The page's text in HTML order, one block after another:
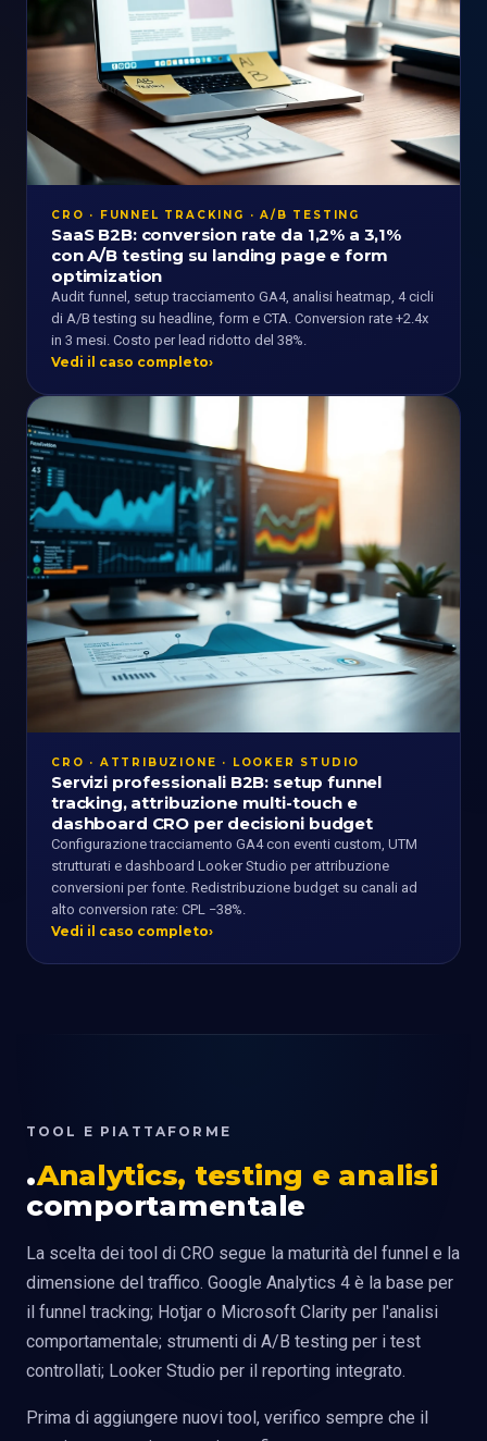
CRO · FUNNEL TRACKING · A/B TESTING
SaaS B2B: conversion rate da 1,2% a 3,1%
con A/B testing su landing page e form
optimization
Audit funnel, setup tracciamento GA4, analisi heatmap, 4 cicli
di A/B testing su headline, form e CTA. Conversion rate +2.4x
in 3 mesi. Costo per lead ridotto del 38%.
Vedi il caso completo
CRO · ATTRIBUZIONE · LOOKER STUDIO
Servizi professionali B2B: setup funnel
tracking, attribuzione multi-touch e
dashboard CRO per decisioni budget
Configurazione tracciamento GA4 con eventi custom, UTM
strutturati e dashboard Looker Studio per attribuzione
conversioni per fonte. Redistribuzione budget su canali ad
alto conversion rate: CPL −38%.
Vedi il caso completo
TOOL E PIATTAFORME
Analytics, testing e analisi
comportamentale
La scelta dei tool di CRO segue la maturità del funnel e la
dimensione del traffico. Google Analytics 4 è la base per
il funnel tracking; Hotjar o Microsoft Clarity per l'analisi
comportamentale; strumenti di A/B testing per i test
controllati; Looker Studio per il reporting integrato.
Prima di aggiungere nuovi tool, verifico sempre che il